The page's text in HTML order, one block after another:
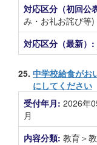
対応区分（初回公
み・お礼お詫び等)
対応区分（最新）:
25. 中学校給食がお
にしてください
受付年月: 2026年
月
内容分類: 教育＞